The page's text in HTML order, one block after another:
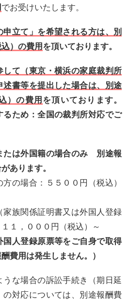
でお受けいたします。
申立て」を希望される方は、別
）の費用 を頂いております。
して（東京・横浜の家庭裁判所
述書等を提出した場合は、別途
）の費用 を頂いております。
るため：全国の裁判所対応でご
たは外国籍の場合のみ 別途報
あります。
方の場合：５５００円（税込）
家族関係証明書又は外国人登録
１，０００円（税込）～
国人登録原票等をご自身で取得
費用は発生しません。）
な場合の訴訟手続き（期日延
対応については、別途報酬費